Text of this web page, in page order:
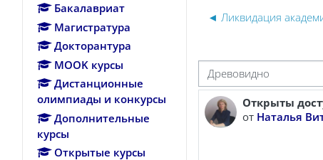
◄ Ликвидация
Режим отображения
Открыты
от Наталья
Количество
Бакалавриат
Магистратура
Докторантура
MOOK курсы
Дистанционные
олимпиады и конкурсы
Дополнительные
курсы
Открытые курсы